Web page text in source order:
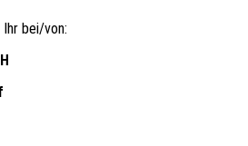
bei/von: